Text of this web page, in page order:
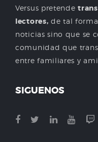
Versus pretende
lectores, de tal
noticias sino que se
comunidad que
entre familiares y
SIGUENOS